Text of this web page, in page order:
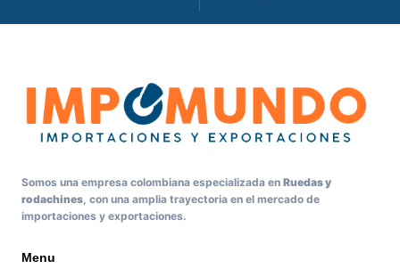
Somos una empresa colombiana especializada en Ruedas y
rodachines, con una amplia trayectoria en el mercado de
importaciones y exportaciones.
Menu